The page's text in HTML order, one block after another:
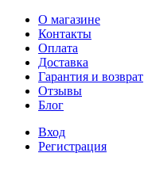
О магазине
Контакты
Оплата
Доставка
Гарантия и возврат
Отзывы
Блог
Вход
Регистрация